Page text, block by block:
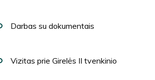
Darbas su dokumentais
Vizitas prie Girelės II tvenkinio